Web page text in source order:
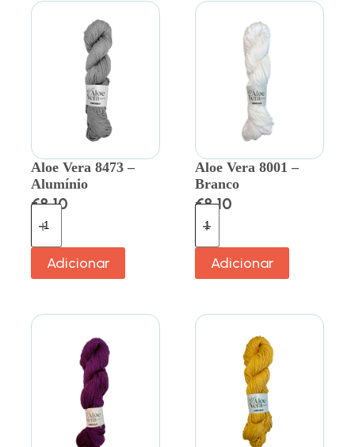
Aloe Vera 8473 –
Alumínio
€8.10
Adicionar
Aloe Vera 8001 –
Branco
€8.10
Adicionar